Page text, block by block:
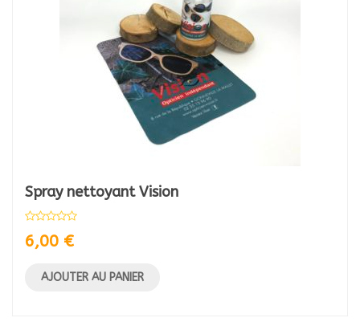
Spray nettoyant Vision
6,00 €
AJOUTER AU PANIER